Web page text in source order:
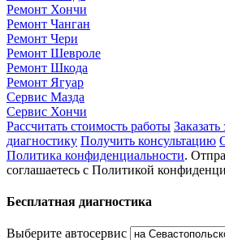
Ремонт Хончи
Ремонт Чанган
Ремонт Чери
Ремонт Шевроле
Ремонт Шкода
Ремонт Ягуар
Сервис Мазда
Сервис Хончи
Рассчитать стоимость работы Заказать
диагностику Получить консультацию
Политика конфиденциальности.
соглашаетесь с Политикой
Бесплатная диагностика
Выберите автосервис